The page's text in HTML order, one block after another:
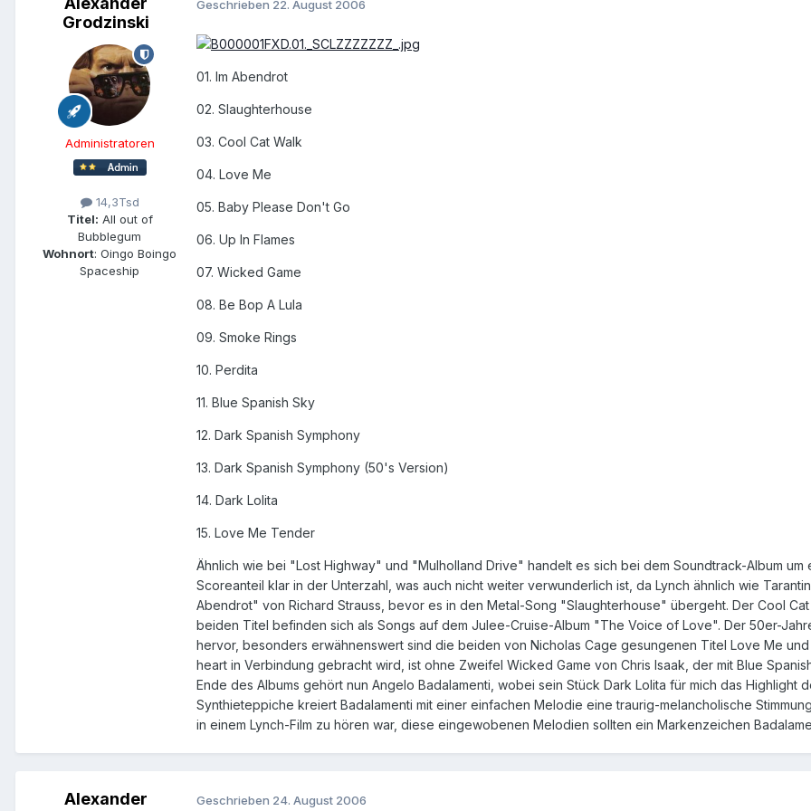
Grodzinski
Administratoren
14,3Tsd
Titel: All out of
Bubblegum
Wohnort: Oingo Boingo
Spaceship
Geschrieben 22. August 2006
01. Im Abendrot
02. Slaughterhouse
03. Cool Cat Walk
04. Love Me
05. Baby Please Don't Go
06. Up In Flames
07. Wicked Game
08. Be Bop A Lula
09. Smoke Rings
10. Perdita
11. Blue Spanish Sky
12. Dark Spanish Symphony
13. Dark Spanish Symphony (50's Version)
14. Dark Lolita
15. Love Me Tender
Ähnlich wie bei "Lost Highway" und "Mulholland Drive" handelt es sich bei dem Soundtrack-Album
Scoreanteil klar in der Unterzahl, was auch nicht weiter verwunderlich ist, da Lynch ähnlich wie
Abendrot" von Richard Strauss, bevor es in den Metal-Song "Slaughterhouse" übergeht. Der Cool
beiden Titel befinden sich als Songs auf dem Julee-Cruise-Album "The Voice of Love". Der 50er-
hervor, besonders erwähnenswert sind die beiden von Nicholas Cage gesungenen Titel Love Me
heart in Verbindung gebracht wird, ist ohne Zweifel Wicked Game von Chris Isaak, der mit Blue
Ende des Albums gehört nun Angelo Badalamenti, wobei sein Stück Dark Lolita für mich das Highlight
Synthieteppiche kreiert Badalamenti mit einer einfachen Melodie eine traurig-melancholische
in einem Lynch-Film zu hören war, diese eingewobenen Melodien sollten ein Markenzeichen
Alexander
Geschrieben 24. August 2006